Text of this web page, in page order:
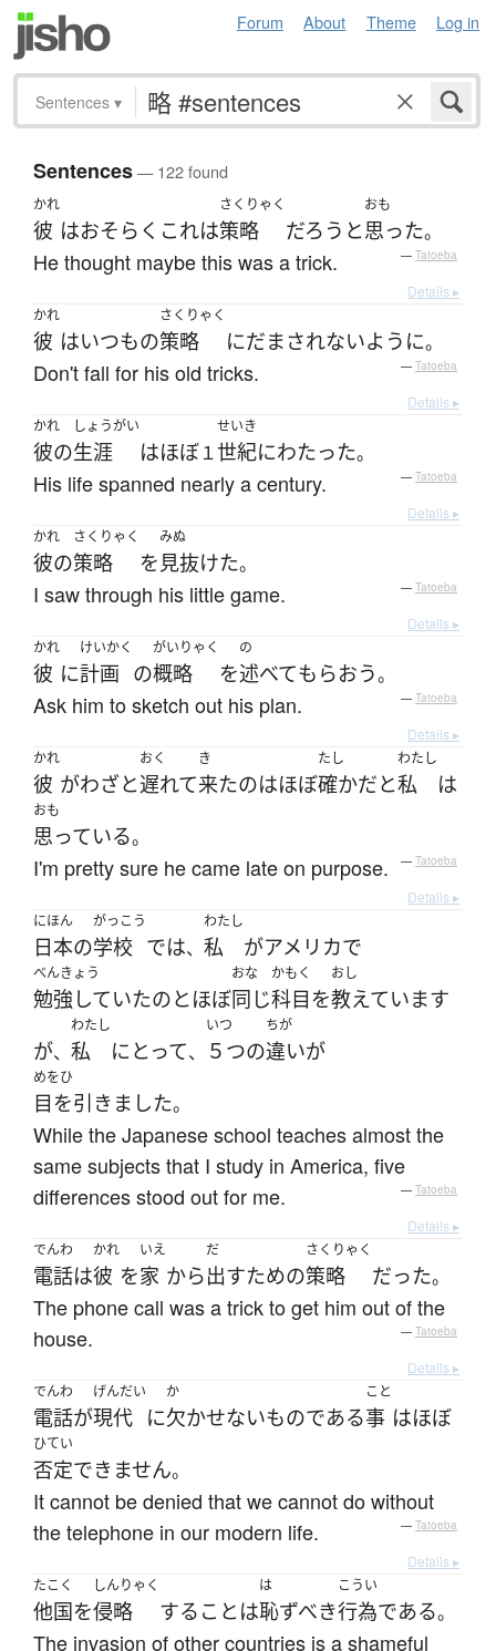
Forum About Theme Log in
Sentences ▾
Sentences— 122 found
かれ
彼 はおそらく これは
さくりゃく
策略 だろう と
おも
思った。
He thought maybe this was a trick. — Tatoeba
Details ▸
かれ
彼 はいつもの
さくりゃく
策略 にだまされないように。
Don't fall for his old tricks. — Tatoeba
Details ▸
かれ
彼の
しょうがい
生涯 はほぼ１
せいき
世紀にわたった。
His life spanned nearly a century. — Tatoeba
Details ▸
かれ
彼の
さくりゃく
策略 を
みぬ
見抜けた。
I saw through his little game. — Tatoeba
Details ▸
かれ
彼 に
けいかく
計画 の
がいりゃく
概略 を
の
述べてもらおう。
Ask him to sketch out his plan. — Tatoeba
Details ▸
かれ
彼 がわざと
おく
遅れて
き
来たのはほぼ
たし
確かだと
わたし
私 は
おも
思っている。
I'm pretty sure he came late on purpose. — Tatoeba
Details ▸
にほん
日本の
がっこう
学校 では、
わたし
私 がアメリカで
べんきょう
勉強していたのとほぼ
おな
同じ
かもく
科目 を
おし
教えています
が、
わたし
私 にとって、
いつ
５つの
ちが
違いが
めをひ
目を引きました。
While the Japanese school teaches almost the
same subjects that I study in America, five
differences stood out for me.
— Tatoeba
Details ▸
でんわ
電話は
かれ
彼 を
いえ
家 から
だ
出すための
さくりゃく
策略 だった。
The phone call was a trick to get him out of the
house.
— Tatoeba
Details ▸
でんわ
電話が
げんだい
現代 に
か
欠かせないものである
こと
事 はほぼ
ひてい
否定できません。
It cannot be denied that we cannot do without
the telephone in our modern life.
— Tatoeba
Details ▸
たこく
他国を
しんりゃく
侵略 する ことは
は
恥ずべき
こうい
行為である。
The invasion of other countries is a shameful